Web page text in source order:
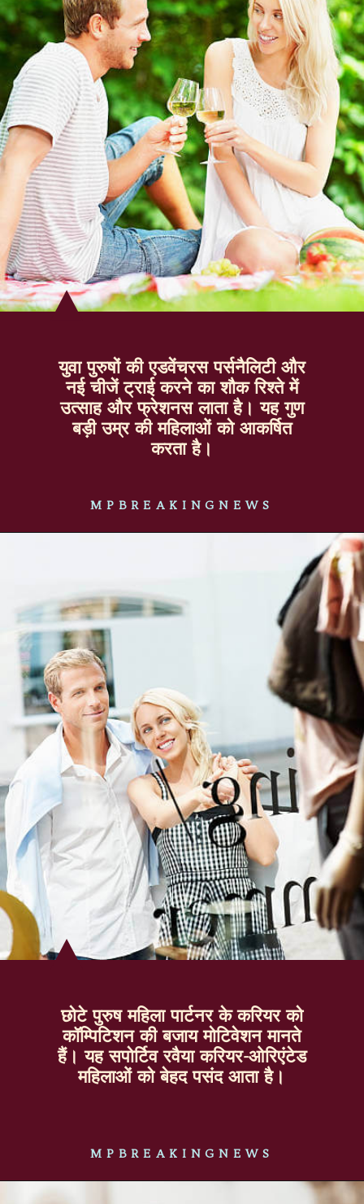
MPBREAKINGNEWS
युवा पुरुषों की एडवेंचरस पर्सनैलिटी और
नई चीजें ट्राई करने का शौक रिश्ते में
उत्साह और फ्रेशनस लाता है। यह गुण
बड़ी उम्र की महिलाओं को आकर्षित
करता है।
MPBREAKINGNEWS
छोटे पुरुष महिला पार्टनर के करियर को
कॉम्पिटिशन की बजाय मोटिवेशन मानते
हैं। यह सपोर्टिव रवैया करियर-ओरिएंटेड
महिलाओं को बेहद पसंद आता है।